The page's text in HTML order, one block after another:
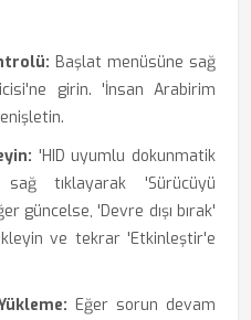
Başlat menüsüne sağ
girin. 'İnsan Arabirim
'HID uyumlu dokunmatik
tıklayarak 'Sürücüyü
güncelse, 'Devre dışı bırak'
ve tekrar 'Etkinleştir'e
Eğer sorun devam